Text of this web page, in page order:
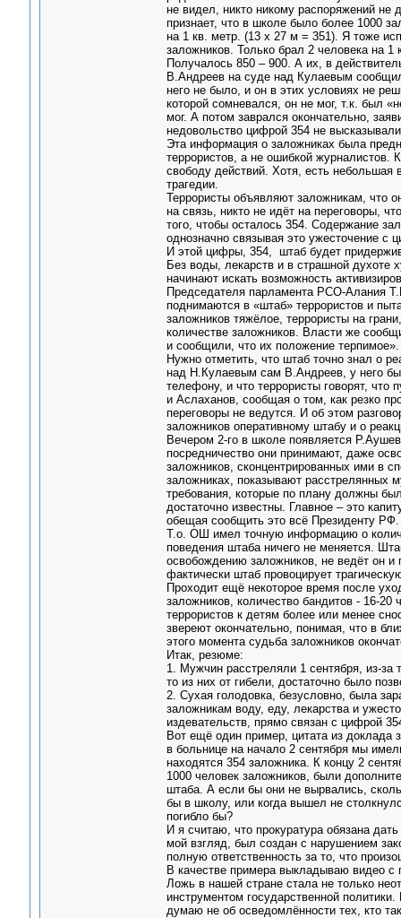
не видел, никто никому распоряжений не
признает, что в школе было более 1000
на 1 кв. метр. (13 х 27 м = 351). Я тоже
заложников. Только брал 2 человека на
Получалось 850 – 900. А их, в
В.Андреев на суде над Кулаевым
него не было, и он в этих условиях не
которой сомневался, он не мог, т.к.
мог. А потом заврался окончательно,
недовольство цифрой 354 не
Эта информация о заложниках была
террористов, а не ошибкой
свободу действий. Хотя, есть небольшая
трагедии.
Террористы объявляют заложникам, что
на связь, никто не идёт на переговоры,
того, чтобы осталось 354. Содержание
однозначно связывая это ужесточение с
И этой цифры, 354, штаб будет
Без воды, лекарств и в страшной духоте
начинают искать возможность
Председателя парламента РСО-Алания
поднимаются в «штаб» террористов и
заложников тяжёлое, террористы на
количестве заложников. Власти же
и сообщили, что их положение терпимое».
Нужно отметить, что штаб точно знал о
над Н.Кулаевым сам В.Андреев, у него
телефону, и что террористы говорят, что
и Аслаханов, сообщая о том, как резко
переговоры не ведутся. И об этом
заложников оперативному штабу и о
Вечером 2-го в школе появляется
посредничество они принимают, даже
заложников, сконцентрированных ими в
заложниках, показывают расстрелянных
требования, которые по плану должны
достаточно известны. Главное – это
обещая сообщить это всё Президенту РФ.
Т.о. ОШ имел точную информацию о
поведения штаба ничего не меняется.
освобождению заложников, не ведёт он и
фактически штаб провоцирует
Проходит ещё некоторое время после
заложников, количество бандитов - 16-
террористов к детям более или менее
звереют окончательно, понимая, что в
этого момента судьба заложников
Итак, резюме:
1. Мужчин расстреляли 1 сентября, из-за
то из них от гибели, достаточно было
2. Сухая голодовка, безусловно, была
заложникам воду, еду, лекарства и
издевательств, прямо связан с цифрой
Вот ещё один пример, цитата из
в больнице на начало 2 сентября мы
находятся 354 заложника. К концу 2
1000 человек заложников, были
штаба. А если бы они не вырвались,
бы в школу, или когда вышел не
погибло бы?
И я считаю, что прокуратура обязана
мой взгляд, был создан с нарушением
полную ответственность за то, что
В качестве примера выкладываю видео
Ложь в нашей стране стала не только
инструментом государственной
думаю не об осведомлённости тех, кто